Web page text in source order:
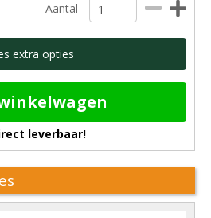
Aantal
extra opties
leverbaar!